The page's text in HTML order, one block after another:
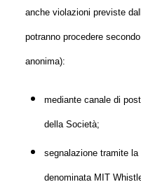
anche violazioni previste
potranno procedere
anonima):
mediante canale di
della Società;
segnalazione tramite
denominata MIT